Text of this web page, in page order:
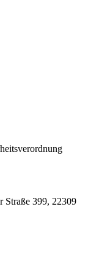
Straße 399, 22309